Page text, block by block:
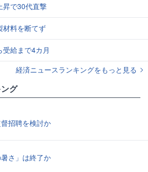
昇で30代直撃
材料を断てず
給まで4カ月
経済ニュースランキングをもっと見る
グ
招聘を検討か
さ」は終了か